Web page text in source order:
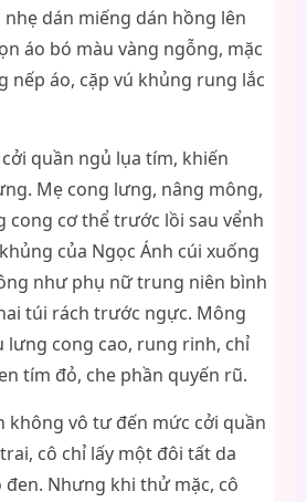
nhẹ dán miếng dán hồng lên
áo bó màu vàng ngỗng, mặc
nếp áo, cặp vú khủng rung lắc
quần ngủ lụa tím, khiến
Mẹ cong lưng, nâng mông,
cong cơ thể trước lồi sau vểnh
của Ngọc Ánh cúi xuống
như phụ nữ trung niên bình
túi rách trước ngực. Mông
lưng cong cao, rung rinh, chỉ
tím đỏ, che phần quyến rũ.
không vô tư đến mức cởi quần
cô chỉ lấy một đôi tất da
đen. Nhưng khi thử mặc, cô